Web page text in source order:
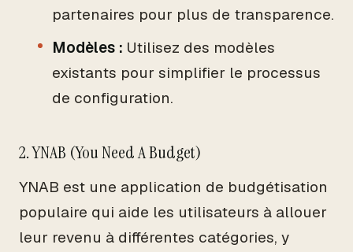
partenaires pour plus de transparence.
Modèles : Utilisez des modèles
existants pour simplifier le processus
de configuration.
2. YNAB (You Need A Budget)
YNAB est une application de budgétisation
populaire qui aide les utilisateurs à allouer
leur revenu à différentes catégories, y